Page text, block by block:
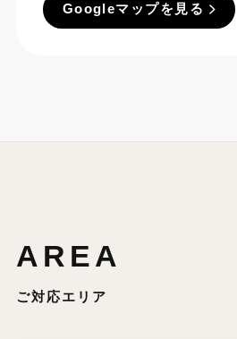
Googleマップを見る
AREA
ご対応エリア